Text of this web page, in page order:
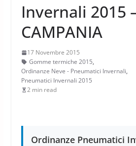
Invernali 2015
CAMPANIA
17 Novembre 2015
Gomme termiche 2015,
Ordinanze Neve - Pneumatici Invernali,
Pneumatici Invernali 2015
2 min read
Ordinanze Pneumatici